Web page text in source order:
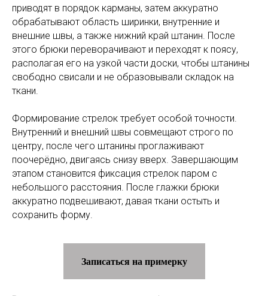
приводят в порядок карманы, затем аккуратно
обрабатывают область ширинки, внутренние и
внешние швы, а также нижний край штанин. После
этого брюки переворачивают и переходят к поясу,
располагая его на узкой части доски, чтобы штанины
свободно свисали и не образовывали складок на
ткани.
Формирование стрелок требует особой точности.
Внутренний и внешний швы совмещают строго по
центру, после чего штанины проглаживают
поочерёдно, двигаясь снизу вверх. Завершающим
этапом становится фиксация стрелок паром с
небольшого расстояния. После глажки брюки
аккуратно подвешивают, давая ткани остыть и
сохранить форму.
Записаться на примерку